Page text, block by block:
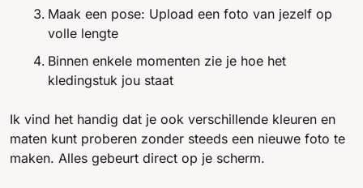
Maak een pose: Upload een foto van jezelf op
volle lengte
Binnen enkele momenten zie je hoe het
kledingstuk jou staat
Ik vind het handig dat je ook verschillende kleuren en
maten kunt proberen zonder steeds een nieuwe foto te
maken. Alles gebeurt direct op je scherm.